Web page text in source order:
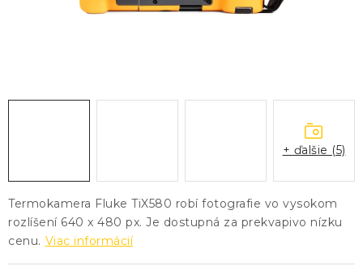
Termokamera Fluke TiX580 robí fotografie vo vysokom
rozlíšení 640 x 480 px. Je dostupná za prekvapivo nízku
cenu. Viac informácií
+ ďalšie (5)